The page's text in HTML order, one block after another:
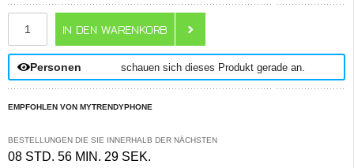
Personen schauen sich dieses Produkt gerade an.
EMPFOHLEN VON MYTRENDYPHONE
BESTELLUNGEN DIE SIE INNERHALB DER NÄCHSTEN
08 STD. 56 MIN. 29 SEK.